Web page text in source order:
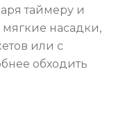
таймеру и
насадки,
или с
обходить